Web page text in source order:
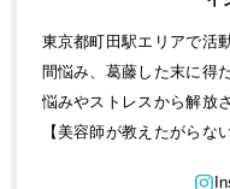
東京都町田駅エリアで活
間悩み、葛藤した末に得
悩みやストレスから解放
【美容師が教えたがらな